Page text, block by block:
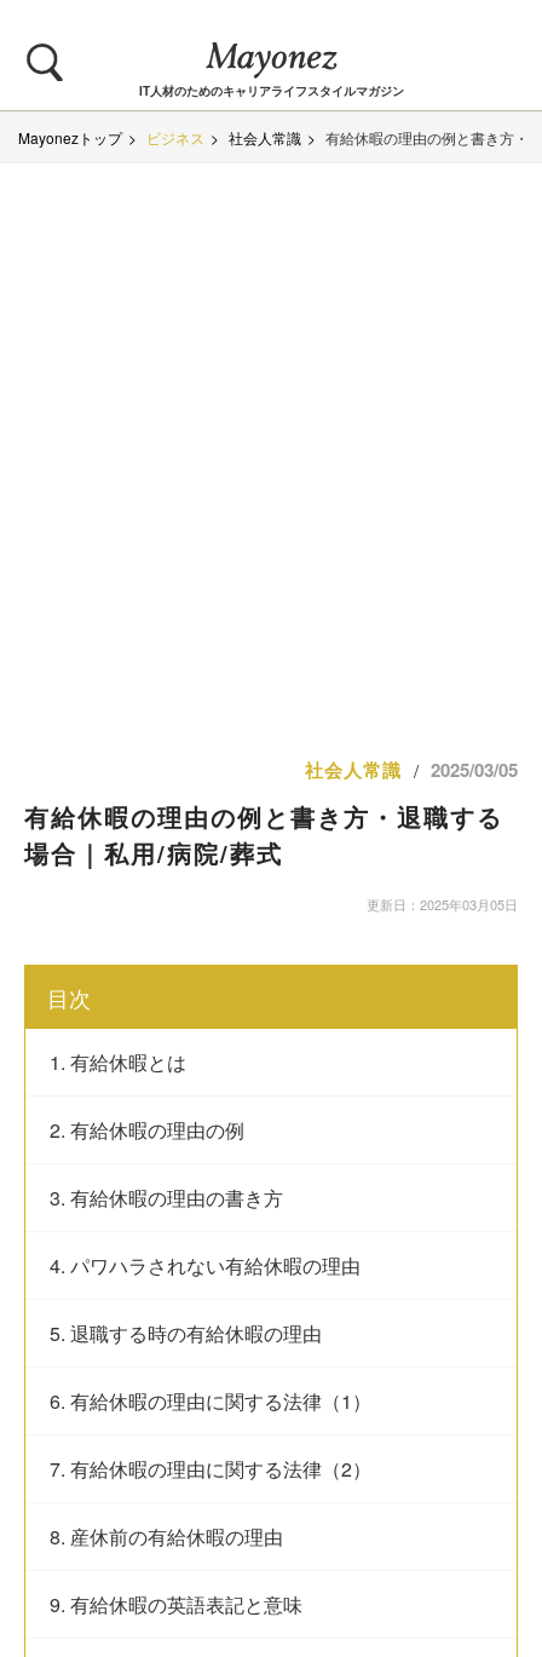
IT人材のためのキャリアライフスタイルマガジン
Mayonezトップ ビジネス 社会人常識 有給休暇の理由の例と書き方・
社会人常識 / 2025/03/05
有給休暇の理由の例と書き方・退職する
場合｜私用/病院/葬式
更新日：2025年03月05日
目次
1. 有給休暇とは
2. 有給休暇の理由の例
3. 有給休暇の理由の書き方
4. パワハラされない有給休暇の理由
5. 退職する時の有給休暇の理由
6. 有給休暇の理由に関する法律（1）
7. 有給休暇の理由に関する法律（2）
8. 産休前の有給休暇の理由
9. 有給休暇の英語表記と意味